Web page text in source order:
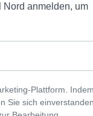
Nord anmelden, um
Plattform.
Sie sich